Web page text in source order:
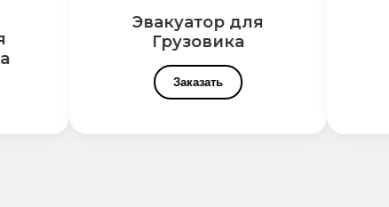
Эвакуатор для
Грузовика
Заказать